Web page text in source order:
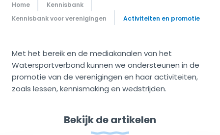
Home
Kennisbank
Kennisbank voor verenigingen
Activiteiten en promotie
Met het bereik en de mediakanalen van het
Watersportverbond kunnen we ondersteunen in de
promotie van de verenigingen en haar activiteiten,
zoals lessen, kennismaking en wedstrijden.
Bekijk de artikelen